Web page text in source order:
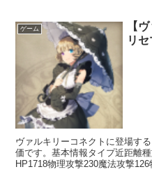
ゲーム
【
リ
ヴァルキリーコネクトに登場す
価です。基本情報タイプ近距離
HP1718物理攻撃230魔法攻撃